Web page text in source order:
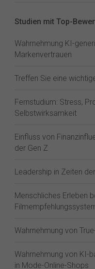
Studien mit Top-
Wahrnehmung KI-
Markenvertrauen
Treffen Sie eine
Fernstudium: Stress,
Selbstwirksamkeit
Einfluss von
der Gen Z⁠
Leadership in Zeiten
Menschliches Erleben
Wahrnehmung von
Wahrnehmung von KI-
in Mode-Online-Shops